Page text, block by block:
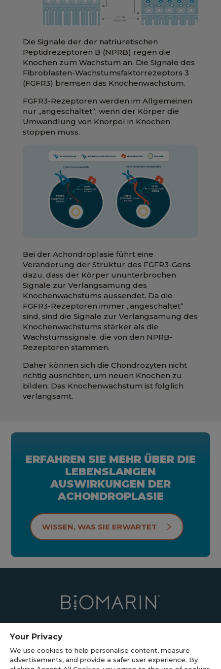
Die Signale der der natriuretischen
Peptidrezeptoren B (NPRB) regen die
Knochen zum Wachstum an. Die Signale des
Fibroblasten-Wachstumsfaktorrezeptors 3
(FGFR3) bremsen das Knochenwachstum.
FGFR3-Rezeptoren werden im Allgemeinen
nur „angeschaltet“, wenn der Körper die
Umwandlung von Knorpel in Knochen
stoppen muss.
Bei der Achondroplasie führt eine
Veränderung der Struktur des FGFR3-Gens
dazu, dass der Körper ununterbrochen
Signale zur Verlangsamung des
Knochenwachstums aussendet. Da die
FGFR3-Rezeptoren immer „angeschaltet“
sind, sind die Signale zur Verlangsamung des
Knochenwachstums stärker als die
Wachstumssignale, die von den NPRB-
Rezeptoren stammen.
Daher können sich die Chondrozyten nicht
richtig ausrichten, um neuen Knochen zu
bilden. Das Knochenwachstum ist folglich
verlangsamt.
ERFAHREN SIE MEHR ÜBER DIE
LEBENSLANGEN
AUSWIRKUNGEN DER
ACHONDROPLASIE
WISSEN, WAS SIE ERWARTET
Nutzungsbedingungen
Your Privacy
We use cookies to help personalise content, measure
advertisements, and provide a safer user experience. By